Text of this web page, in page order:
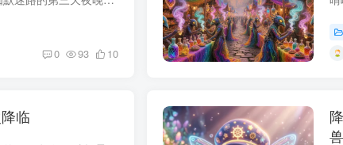
0 93 10
临